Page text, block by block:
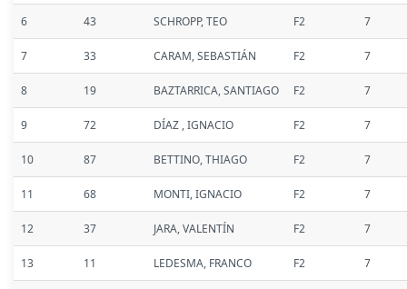
6 43 SCHROPP, TEO F2 7
7 33 CARAM, SEBASTIÁN F2 7
8 19 BAZTARRICA, SANTIAGO F2 7
9 72 DÍAZ , IGNACIO F2 7
10 87 BETTINO, THIAGO F2 7
11 68 MONTI, IGNACIO F2 7
12 37 JARA, VALENTÍN F2 7
13 11 LEDESMA, FRANCO F2 7